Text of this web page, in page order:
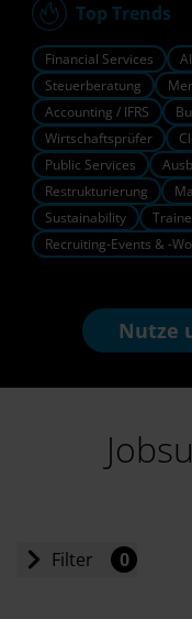
Top Trends
Financial Services
Steuerberatung
Accounting / IFRS
Wirtschaftsprüfer
Public Services
Restrukturierung
Sustainability
Recruiting-Events & -
Nutze
Filter 0